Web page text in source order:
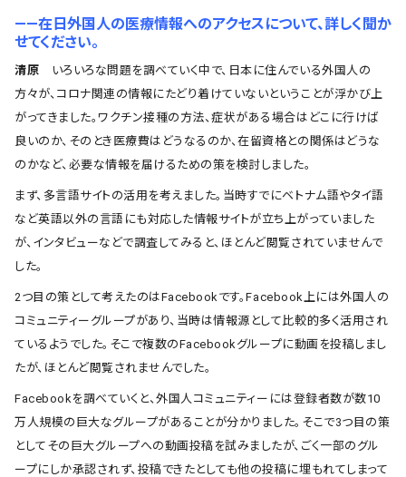
――在日外国人の医療情報へのアクセスについて、詳しく聞か
せてください。
清原 いろいろな問題を調べていく中で、日本に住んでいる外国人の
方々が、コロナ関連の情報にたどり着けていないということが浮かび上
がってきました。ワクチン接種の方法、症状がある場合はどこに行けば
良いのか、そのとき医療費はどうなるのか、在留資格との関係はどうな
のかなど、必要な情報を届けるための策を検討しました。
まず、多言語サイトの活用を考えました。当時すでにベトナム語やタイ語
など英語以外の言語にも対応した情報サイトが立ち上がっていました
が、インタビューなどで調査してみると、ほとんど閲覧されていませんで
した。
2つ目の策として考えたのはFacebookです。Facebook上には外国人の
コミュニティーグループがあり、当時は情報源として比較的多く活用され
ているようでした。そこで複数のFacebookグループに動画を投稿しまし
たが、ほとんど閲覧されませんでした。
Facebookを調べていくと、外国人コミュニティーには登録者数が数10
万人規模の巨大なグループがあることが分かりました。そこで3つ目の策
としてその巨大グループへの動画投稿を試みましたが、ごく一部のグル
ープにしか承認されず、投稿できたとしても他の投稿に埋もれてしまって